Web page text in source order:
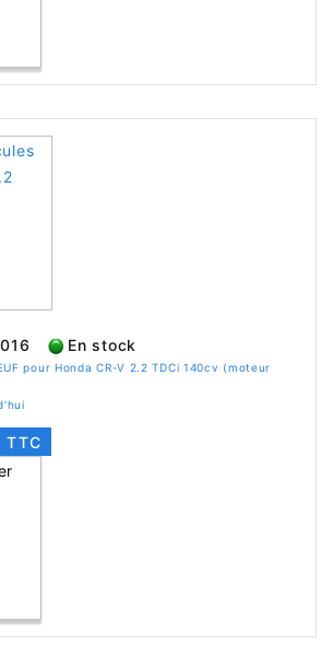
En stock
pour Honda CR-V 2.2 TDCi 140cv (moteur
TTC